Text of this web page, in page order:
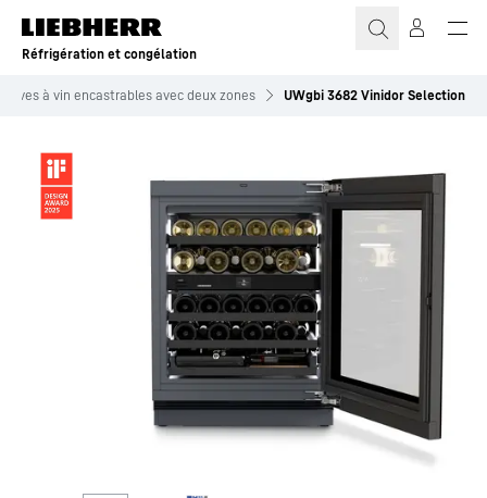
Réfrigération et congélation
Caves à vin encastrables avec deux zones UWgbi 3682 Vinidor Selection